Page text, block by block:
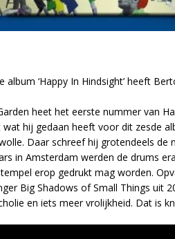
album ‘Happy In Hindsight’ heeft
heet het eerste nummer van
wat hij gedaan heeft voor dit zesde
Daar schreef hij grotendeels
in Amsterdam werden de drums
erop gedrukt mag worden.
Big Shadows of Small Things uit
en iets meer vrolijkheid. Dat is